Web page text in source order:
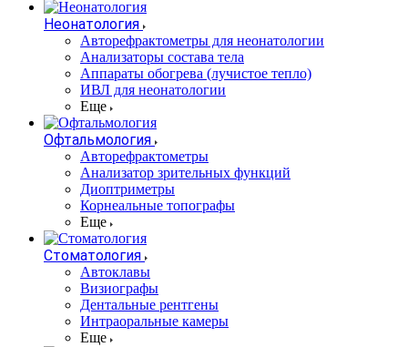
Неонатология
Авторефрактометры для неонатологии
Анализаторы состава тела
Аппараты обогрева (лучистое тепло)
ИВЛ для неонатологии
Еще
Офтальмология
Авторефрактометры
Анализатор зрительных функций
Диоптриметры
Корнеальные топографы
Еще
Стоматология
Автоклавы
Визиографы
Дентальные рентгены
Интраоральные камеры
Еще